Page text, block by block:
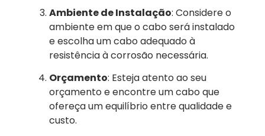
Ambiente de Instalação: Considere o
ambiente em que o cabo será instalado
e escolha um cabo adequado à
resistência à corrosão necessária.
Orçamento: Esteja atento ao seu
orçamento e encontre um cabo que
ofereça um equilíbrio entre qualidade e
custo.